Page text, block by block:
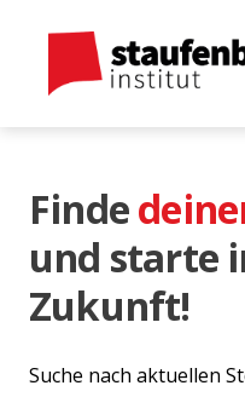
Finde
und starte
Zukunft!
Suche nach aktuellen